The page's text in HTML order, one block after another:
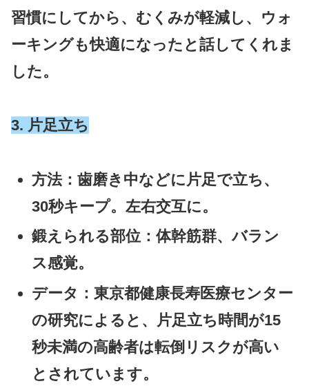
習慣にしてから、むくみが軽減し、ウォ
ーキングも快適になったと話してくれま
した。
3. 片足立ち
方法：歯磨き中などに片足で立ち、
30秒キープ。左右交互に。
鍛えられる部位 ：体幹筋群、バラン
ス感覚。
データ ：東京都健康長寿医療センター
の研究によると、
片足立ち時間が15
秒未満の高齢者は転倒リスクが高い
とされています。